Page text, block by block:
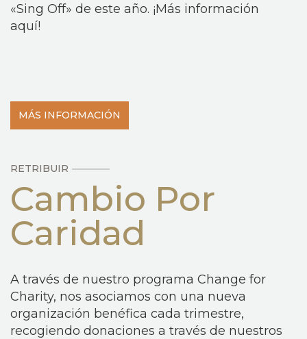
«Sing Off» de este año. ¡Más información
aquí!
MÁS INFORMACIÓN
RETRIBUIR
Cambio Por
Caridad
A través de nuestro programa Change for
Charity, nos asociamos con una nueva
organización benéfica cada trimestre,
recogiendo donaciones a través de nuestros